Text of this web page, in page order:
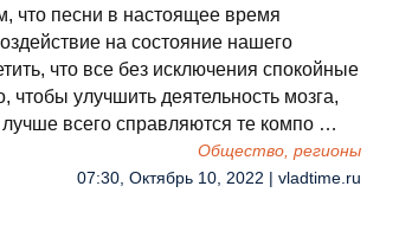
что песни в настоящее время
на состояние нашего
что все без исключения спокойные
чтобы улучшить деятельность мозга,
лучше всего справляются те компо …
Общество, регионы
07:30, Октябрь 10, 2022 | vladtime.ru